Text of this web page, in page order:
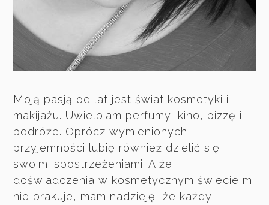
Moją pasją od lat jest świat kosmetyki i
makijażu. Uwielbiam perfumy, kino, pizzę i
podróże. Oprócz wymienionych
przyjemności lubię również dzielić się
swoimi spostrzeżeniami. A że
doświadczenia w kosmetycznym świecie mi
nie brakuje, mam nadzieję, że każdy